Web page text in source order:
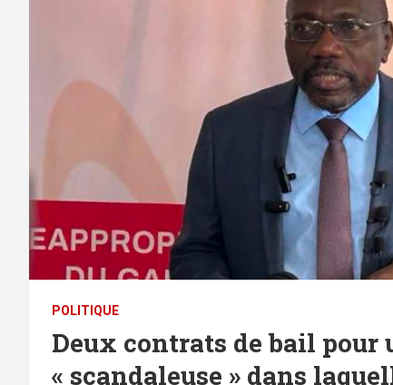
POLITIQUE
Deux contrats de bail pour
« scandaleuse » dans